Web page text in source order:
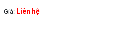
Giá: Liên hệ